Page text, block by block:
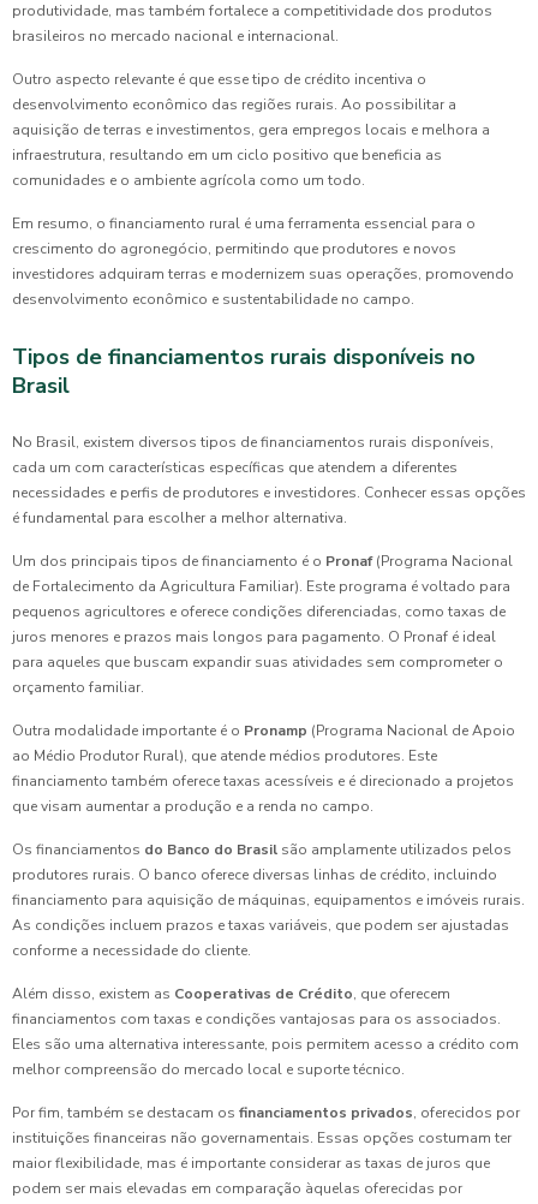
produtividade, mas também fortalece a competitividade dos produtos
brasileiros no mercado nacional e internacional.
Outro aspecto relevante é que esse tipo de crédito incentiva o
desenvolvimento econômico das regiões rurais. Ao possibilitar a
aquisição de terras e investimentos, gera empregos locais e melhora a
infraestrutura, resultando em um ciclo positivo que beneficia as
comunidades e o ambiente agrícola como um todo.
Em resumo, o financiamento rural é uma ferramenta essencial para o
crescimento do agronegócio, permitindo que produtores e novos
investidores adquiram terras e modernizem suas operações, promovendo
desenvolvimento econômico e sustentabilidade no campo.
Tipos de financiamentos rurais disponíveis no
Brasil
No Brasil, existem diversos tipos de financiamentos rurais disponíveis,
cada um com características específicas que atendem a diferentes
necessidades e perfis de produtores e investidores. Conhecer essas opções
é fundamental para escolher a melhor alternativa.
Um dos principais tipos de financiamento é o Pronaf(Programa Nacional
de Fortalecimento da Agricultura Familiar). Este programa é voltado para
pequenos agricultores e oferece condições diferenciadas, como taxas de
juros menores e prazos mais longos para pagamento. O Pronaf é ideal
para aqueles que buscam expandir suas atividades sem comprometer o
orçamento familiar.
Outra modalidade importante é o Pronamp (Programa Nacional de Apoio
ao Médio Produtor Rural), que atende médios produtores. Este
financiamento também oferece taxas acessíveis e é direcionado a projetos
que visam aumentar a produção e a renda no campo.
Os financiamentos do Banco do Brasil são amplamente utilizados pelos
produtores rurais. O banco oferece diversas linhas de crédito, incluindo
financiamento para aquisição de máquinas, equipamentos e imóveis rurais.
As condições incluem prazos e taxas variáveis, que podem ser ajustadas
conforme a necessidade do cliente.
Além disso, existem as Cooperativas de Crédito, que oferecem
financiamentos com taxas e condições vantajosas para os associados.
Eles são uma alternativa interessante, pois permitem acesso a crédito com
melhor compreensão do mercado local e suporte técnico.
Por fim, também se destacam os financiamentos privados, oferecidos por
instituições financeiras não governamentais. Essas opções costumam ter
maior flexibilidade, mas é importante considerar as taxas de juros que
podem ser mais elevadas em comparação àquelas oferecidas por